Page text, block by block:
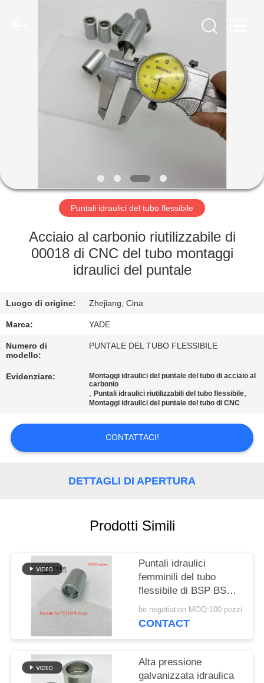
PRODOTTI
GIRO
FABBRICA
CONTROLLO
QUALITÀ
CONTATTICI
RICHIEDA
CITAZIONE
MAPPA
POLICY
Puntali idraulici del tubo flessibile
Acciaio al carbonio riutilizzabile di
00018 di CNC del tubo montaggi
idraulici del puntale
Luogo di origine: Zhejiang, Cina
Marca: YADE
Numero di
modello:
PUNTALE DEL TUBO FLESSIBILE
Evidenziare:
Montaggi idraulici del puntale del tubo di acciaio al
carbonio
,Puntali idraulici riutilizzabili del tubo flessibile,
Montaggi idraulici del puntale del tubo di CNC
CONTATTACI!
DETTAGLI DI APERTURA
Prodotti Simili
Puntali idraulici
femminili del tubo
flessibile di BSP BSPT
JIC ORFS che
collegano acciaio
be negotiation MOQ:100 pezzi
CONTACT
Alta pressione
galvanizzata idraulica